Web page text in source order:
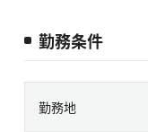
勤務条件
勤務地